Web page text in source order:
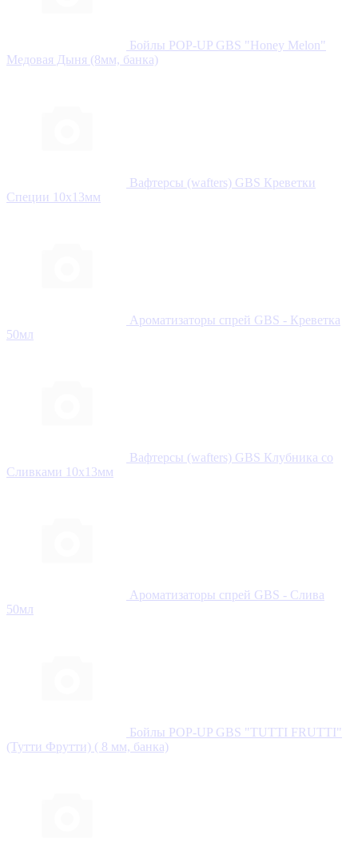
Бойлы POP-UP GBS "Honey Melon"
Медовая Дыня (8мм, банка)
Вафтерсы (wafters) GBS Креветки
Специи 10x13мм
Ароматизаторы спрей GBS - Креветка
50мл
Вафтерсы (wafters) GBS Клубника со
Сливками 10x13мм
Ароматизаторы спрей GBS - Слива
50мл
Бойлы POP-UP GBS "TUTTI FRUTTI"
(Тутти Фрутти) ( 8 мм, банка)